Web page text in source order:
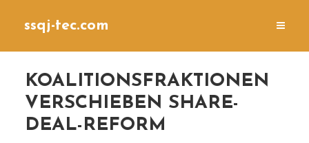
ssqj-tec.com
KOALITIONSFRAKTIONEN
VERSCHIEBEN SHARE-
DEAL-REFORM